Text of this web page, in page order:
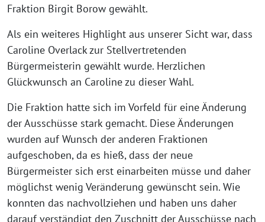
Fraktion Birgit Borow gewählt.
Als ein weiteres Highlight aus unserer Sicht war, dass
Caroline Overlack zur Stellvertretenden
Bürgermeisterin gewählt wurde. Herzlichen
Glückwunsch an Caroline zu dieser Wahl.
Die Fraktion hatte sich im Vorfeld für eine Änderung
der Ausschüsse stark gemacht. Diese Änderungen
wurden auf Wunsch der anderen Fraktionen
aufgeschoben, da es hieß, dass der neue
Bürgermeister sich erst einarbeiten müsse und daher
möglichst wenig Veränderung gewünscht sein. Wie
konnten das nachvollziehen und haben uns daher
darauf verständigt den Zuschnitt der Ausschüsse nach